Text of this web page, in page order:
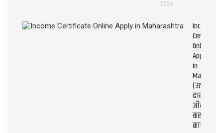
2026
Income
Certificate
Online
Apply
in
(उत्पन्न
दाखला
ऑनलाइन
कसे
काढावे?)